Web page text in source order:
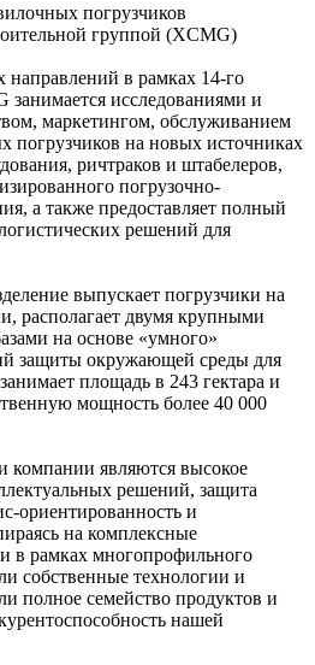
погрузчиков
группой (XCMG)
в рамках 14-го
занимается исследованиями и
маркетингом, обслуживанием
погрузчиков на новых источниках
ричтраков и штабелеров,
погрузочно-
а также предоставляет полный
решений для
выпускает погрузчики на
располагает двумя крупными
на основе «умного»
защиты окружающей среды для
площадь в 243 гектара и
мощность более 40 000
являются высокое
решений, защита
ориентированность и
на комплексные
в рамках многопрофильного
собственные технологии и
полное семейство продуктов и
нашей